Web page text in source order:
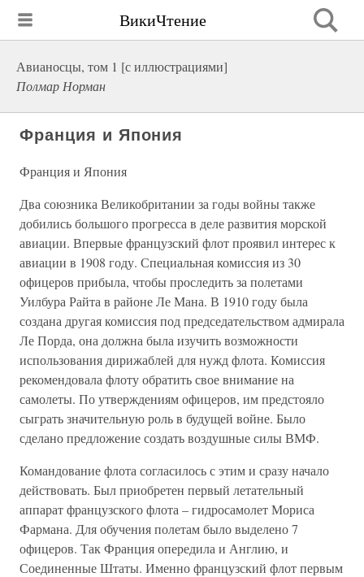
ВикиЧтение
Авианосцы, том 1 [с иллюстрациями]
Полмар Норман
Франция и Япония
Франция и Япония
Два союзника Великобритании за годы войны также
добились большого прогресса в деле развития морской
авиации. Впервые французский флот проявил интерес к
авиации в 1908 году. Специальная комиссия из 30
офицеров прибыла, чтобы проследить за полетами
Уилбура Райта в районе Ле Мана. В 1910 году была
создана другая комиссия под председательством адмирала
Ле Порда, она должна была изучить возможности
использования дирижаблей для нужд флота. Комиссия
рекомендовала флоту обратить свое внимание на
самолеты. По утверждениям офицеров, им предстояло
сыграть значительную роль в будущей войне. Было
сделано предложение создать воздушные силы ВМФ.
Командование флота согласилось с этим и сразу начало
действовать. Был приобретен первый летательный
аппарат французского флота – гидросамолет Мориса
Фармана. Для обучения полетам было выделено 7
офицеров. Так Франция опередила и Англию, и
Соединенные Штаты. Именно французский флот первым